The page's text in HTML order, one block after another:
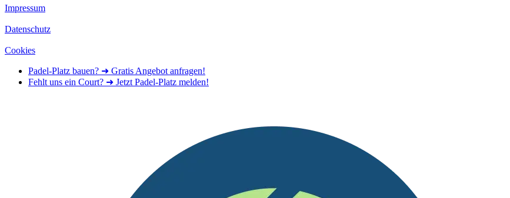
Impressum
Datenschutz
Cookies
Padel-Platz bauen? ➜ Gratis Angebot anfragen!
Fehlt uns ein Court? ➜ Jetzt Padel-Platz melden!